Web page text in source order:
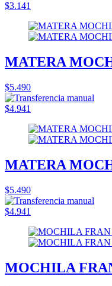
$3.141
MATERA
$5.490
$4.941
MATERA
$5.490
$4.941
MOCHILA